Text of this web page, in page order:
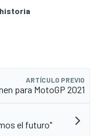
ARTÍCULO PREVIO
para MotoGP 2021
el futuro"